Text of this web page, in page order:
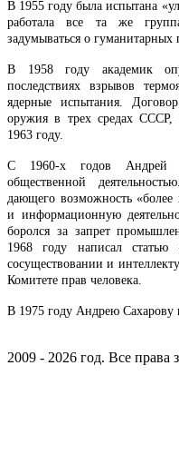
В 1955 году была испытана
работала все та же
задумываться о
В 1958 году академик
последствиях взрывов
ядерные испытания.
оружия в трех средах
1963 году.
С 1960-х годов Андрей
общественной
дающего возможность «более
и информационную
боролся за запрет
1968 году написал
сосуществовании и
Комитете прав человека.
В 1975 году Андрею
2009 - 2026 год. Все